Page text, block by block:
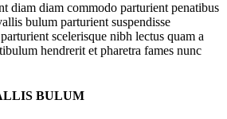
diam diam commodo parturient penatibus
bulum parturient suspendisse
scelerisque nibh lectus quam a
hendrerit et pharetra fames nunc
BULUM